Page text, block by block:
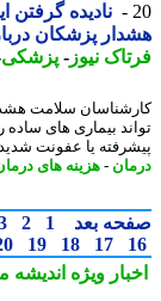
نادیده گرفتن این
پزشکان درباره
نیوز-پزشکی-11 روز پیش - پنجشنبه 8 مرداد 1405، 09:50
سلامت هشدار
بیماری های ساده را
یا عفونت شدید
-هزینه های درمان -
بعد 1
2
3
4
17
18
19
20
ویژهاندیشه